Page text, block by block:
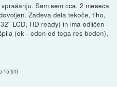
Sam sem cca. 2 meseca
Zadeva dela tekoče, tiho,
LCD, HD ready) in ima odličen
(ok - eden od tega res beden),
15:51)